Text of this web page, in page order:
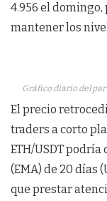
4.956 el
mantener los
Gráfico diario del
El precio
traders a corto
ETH/USDT
(EMA) de 20 días
que prestar